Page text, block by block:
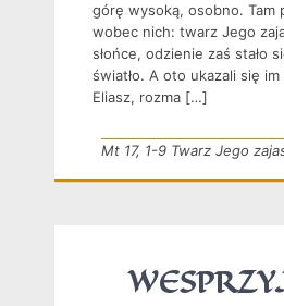
górę wysoką, osobno. Tam
wobec nich: twarz Jego
słońce, odzienie zaś stało
światło. A oto ukazali się
Eliasz, rozma […]
Mt 17, 1-9 Twarz Jego